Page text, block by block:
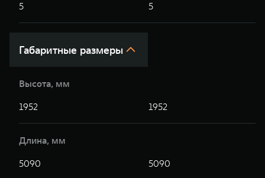
5 5
Габаритные размеры
Высота, мм
1952 1952
Длина, мм
5090 5090